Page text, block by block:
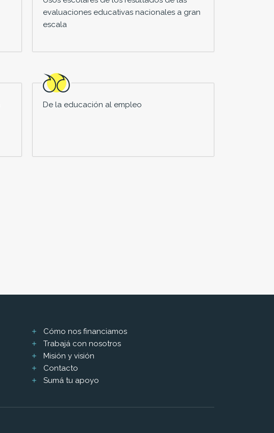
evaluaciones educativas nacionales a gran
escala
De la educación al empleo
Cómo nos financiamos
Trabajá con nosotros
Misión y visión
Contacto
Sumá tu apoyo